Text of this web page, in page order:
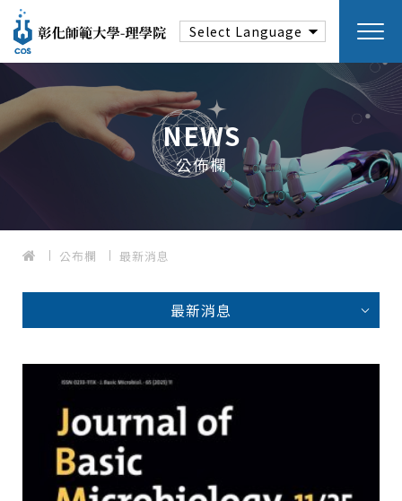
NEWS
公佈欄
公布欄 最新消息
最新消息